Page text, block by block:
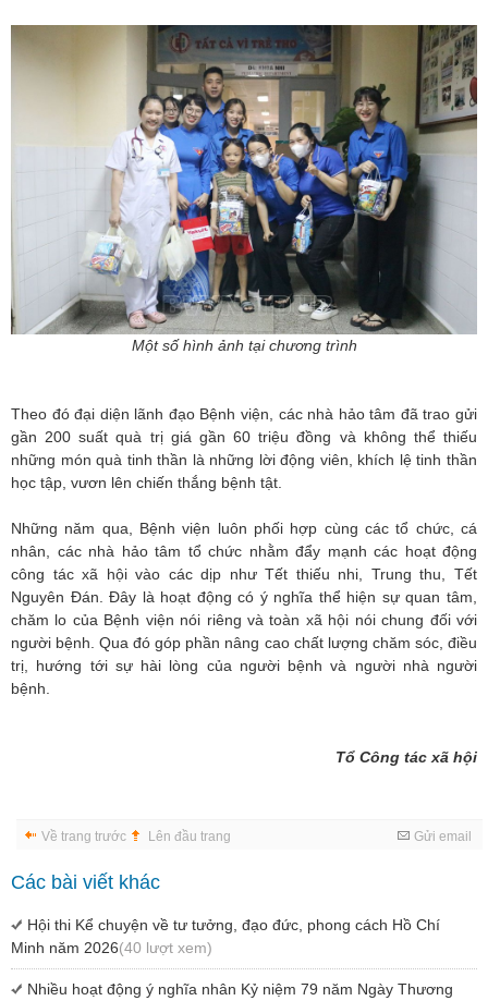
Một số hình ảnh tại chương trình
Theo đó đại diện lãnh đạo Bệnh viện, các nhà hảo tâm đã trao gửi
gần 200 suất quà trị giá gần 60 triệu đồng và không thể thiếu
những món quà tinh thần là những lời động viên, khích lệ tinh thần
học tập, vươn lên chiến thắng bệnh tật.
Những năm qua, Bệnh viện luôn phối hợp cùng các tổ chức, cá
nhân, các nhà hảo tâm tổ chức nhằm đẩy mạnh các hoạt động
công tác xã hội vào các dịp như Tết thiếu nhi, Trung thu, Tết
Nguyên Đán. Đây là hoạt động có ý nghĩa thể hiện sự quan tâm,
chăm lo của Bệnh viện nói riêng và toàn xã hội nói chung đối với
người bệnh. Qua đó góp phần nâng cao chất lượng chăm sóc, điều
trị, hướng tới sự hài lòng của người bệnh và người nhà người
bệnh.
Tổ Công tác xã hội
Về trang trước Lên đầu trang Gửi email
Các bài viết khác
Hội thi Kể chuyện về tư tưởng, đạo đức, phong cách Hồ Chí
Minh năm 2026(40 lượt xem)
Nhiều hoạt động ý nghĩa nhân Kỷ niệm 79 năm Ngày Thương